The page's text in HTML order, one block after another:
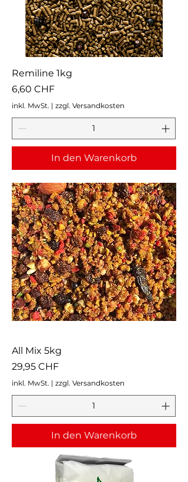
Remiline 1kg
Preis
6,60 CHF
inkl. MwSt. | zzgl. Versandkosten
In den Warenkorb
All Mix 5kg
Preis
29,95 CHF
inkl. MwSt. | zzgl. Versandkosten
In den Warenkorb